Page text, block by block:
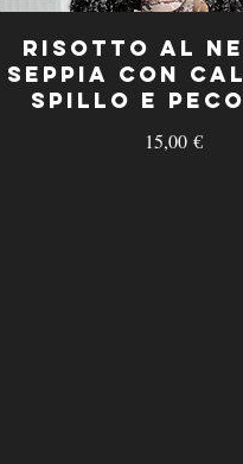
Risotto al
Seppia con
Spillo e
15,00 €